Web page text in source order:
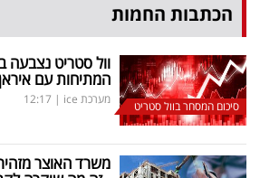
הכתבות החמות
סיכום המסחר בוול סטריט
וול סטריט נצבעה
המתיחות עם
מערכת ice |
12:17
משרד האוצר